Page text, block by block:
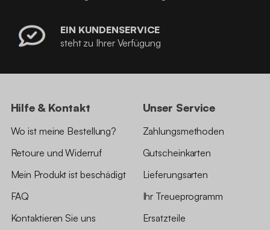
EIN KUNDENSERVICE
steht zu Ihrer Verfügung
Hilfe & Kontakt
Wo ist meine Bestellung?
Retoure und Widerruf
Mein Produkt ist beschädigt
FAQ
Kontaktieren Sie uns
Unser Service
Zahlungsmethoden
Gutscheinkarten
Lieferungsarten
Ihr Treueprogramm
Ersatzteile